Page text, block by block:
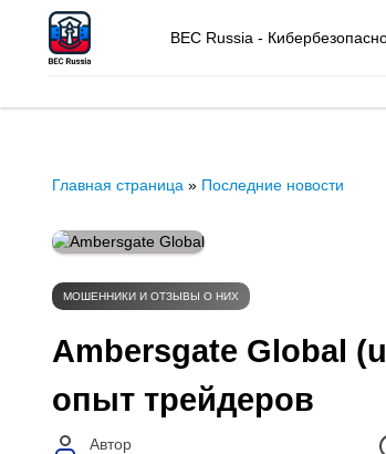
BEC Russia -
Главная страница » Последние новости
МОШЕННИКИ И ОТЗЫВЫ О НИХ
Ambersgate Global
опыт трейдеров
Автор